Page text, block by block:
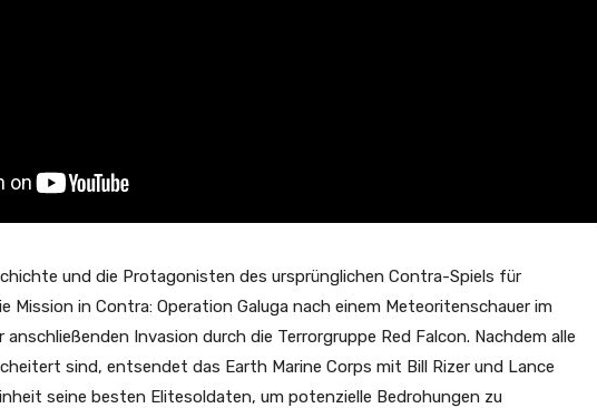
und die Protagonisten des ursprünglichen Contra-Spiels für
Mission in Contra: Operation Galuga nach einem Meteoritenschauer im
anschließenden Invasion durch die Terrorgruppe Red Falcon. Nachdem alle
sind, entsendet das Earth Marine Corps mit Bill Rizer und Lance
seine besten Elitesoldaten, um potenzielle Bedrohungen zu